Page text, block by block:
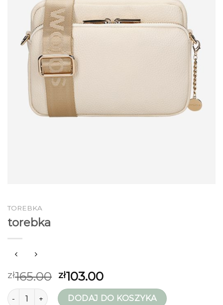
TOREBKA
torebka
zł165.00 zł103.00
ilość torebka DODAJ DO KOSZYKA